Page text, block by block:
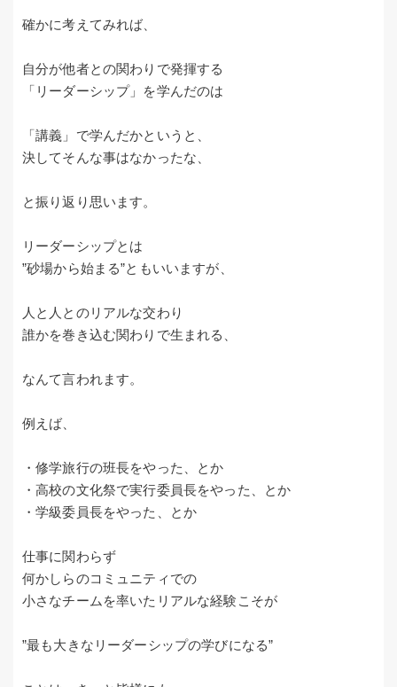
確かに考えてみれば、
自分が他者との関わりで発揮する
「リーダーシップ」を学んだのは
「講義」で学んだかというと、
決してそんな事はなかったな、
と振り返り思います。
リーダーシップとは
”砂場から始まる”ともいいますが、
人と人とのリアルな交わり
誰かを巻き込む関わりで生まれる、
なんて言われます。
例えば、
・修学旅行の班長をやった、とか
・高校の文化祭で実行委員長をやった、とか
・学級委員長をやった、とか
仕事に関わらず
何かしらのコミュニティでの
小さなチームを率いたリアルな経験こそが
”最も大きなリーダーシップの学びになる”